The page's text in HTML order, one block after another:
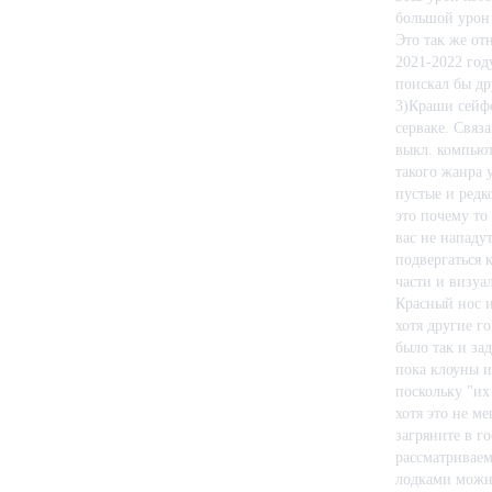
Карта и миссии, созданные с помощью процедурной генерации,
Встроенные редакторы подлодки, персонажа и процедурно
Все данные представлены в формате XML, а программный код
большой урон
Это так же
2021-2022
поискал бы
3)Краши
серваке.
выкл.
такого жанра
пустые и
это почему
вас не
части и
Красный нос
хотя другие
было так и
пока клоуны
поскольку
хотя это не
загряните в
лодками